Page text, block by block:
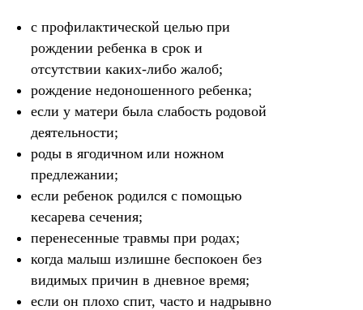
с профилактической целью при
рождении ребенка в срок и
отсутствии каких-либо жалоб;
рождение недоношенного ребенка;
если у матери была слабость родовой
деятельности;
роды в ягодичном или ножном
предлежании;
если ребенок родился с помощью
кесарева сечения;
перенесенные травмы при родах;
когда малыш излишне беспокоен без
видимых причин в дневное время;
если он плохо спит, часто и надрывно